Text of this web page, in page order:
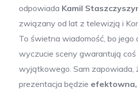
odpowiada Kamil
związany od lat z telewizją i
To świetna wiadomość, bo jego
wyczucie sceny gwarantują
wyjątkowego. Sam zapowiada,
prezentacja będzie